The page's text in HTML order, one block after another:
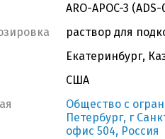
ARO-APOC-3 (ADS-
раствор для
Екатеринбург,
США
Общество с
Петербург, г
офис 504, Россия